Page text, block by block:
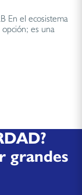
En el ecosistema
es una
grandes